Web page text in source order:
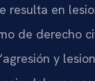
resulta en
de derecho
y